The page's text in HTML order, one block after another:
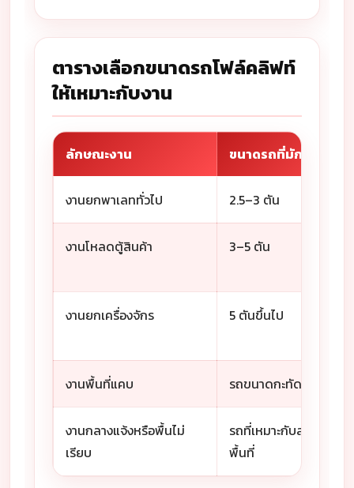
ตารางเลือกขนาดรถโฟล์คลิฟท์
ให้เหมาะกับงาน
ลักษณะงาน ขนาดรถที่มักใช้
งานยกพาเลททั่วไป 2.5–3 ตัน
งานโหลดตู้สินค้า 3–5 ตัน
งานยกเครื่องจักร 5 ตันขึ้นไป
งานพื้นที่แคบ รถขนาดกะทัดรัด
งานกลางแจ้งหรือพื้นไม่
เรียบ
รถที่เหมาะกับสภาพ
พื้นที่